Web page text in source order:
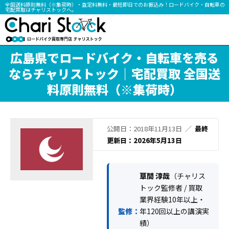
全国送料原則無料（※集荷時）・査定料無料・最短即日でのお振込み！ロードバイク・自転車の
宅配買取はチャリストックへ。
広島県でロードバイク・自転車を売る
ならチャリストック｜宅配買取 全国送
料原則無料（※集荷時）
公開日：2018年11月13日 ／最終
更新日：2026年5月13日
監修：
草間 淳哉 （チャリス
トック監修者 / 買取
業界経験10年以上・
年120回以上の講演実
績）